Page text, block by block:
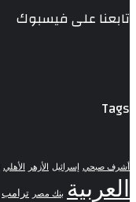
تابعنا على فيسبوك
Tags
أشرف صبحي إسرائيل الأزهر الأهلي
العربية
بنك مصر ترامب